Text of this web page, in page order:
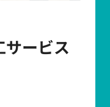
ービス